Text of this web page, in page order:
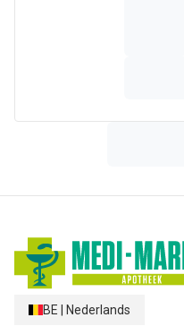
BE Nederlands